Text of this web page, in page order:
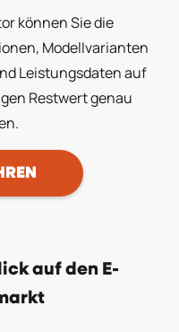
können Sie die
Modellvarianten
Leistungsdaten auf
Restwert genau
auf den E-